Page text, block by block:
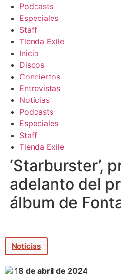
Podcasts
Especiales
Staff
Tienda Exile
Inicio
Discos
Conciertos
Entrevistas
Noticias
Podcasts
Especiales
Staff
Tienda Exile
‘Starburster’,
adelanto del
álbum de
Noticias
18 de abril de 2024